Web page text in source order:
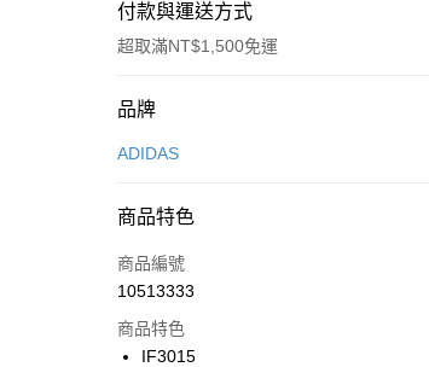
付款與運送方式
超取滿NT$1,500免運
付款方式
信用卡一次付款
合作金庫商業銀行
華南商業銀行
上海商業儲蓄銀行
國泰世華商業銀行
LINE Pay
Apple Pay
品牌
ADIDAS
商品特色
商品編號
10513333
商品特色
IF3015